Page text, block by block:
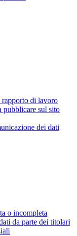
di lavoro
pubblicare sul sito
dei dati
o incompleta
da parte dei titolari